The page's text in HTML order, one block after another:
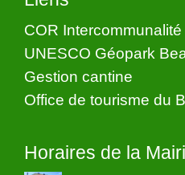
COR Intercommunalité
UNESCO Géopark
Gestion cantine
Office de tourisme du
Horaires de la